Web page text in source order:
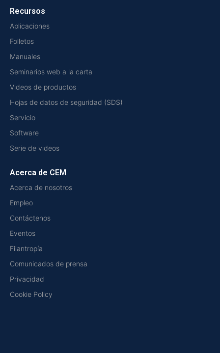
Recursos
Aplicaciones
Folletos
Manuales
Seminarios web a la carta
Videos de productos
Hojas de datos de seguridad (SDS)
Servicio
Software
Serie de videos
Acerca de CEM
Acerca de nosotros
Empleo
Contáctenos
Eventos
Filantropía
Comunicados de prensa
Privacidad
Cookie Policy